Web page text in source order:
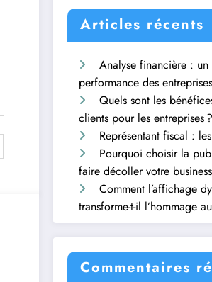
Articles récents
Analyse financière :
performance des entreprises
Quels sont les
clients pour les entreprises ?
Représentant fiscal :
Pourquoi choisir la
faire décoller votre
Comment l’affichage
transforme-t-il l’hommage
Commentaires